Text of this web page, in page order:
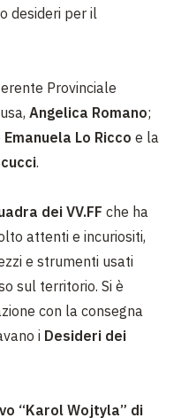
desideri per il
Provinciale
Angelica Romano;
Emanuela Lo Ricco e la
.
dei VV.FF che ha
attenti e incuriositi,
e strumenti usati
sul territorio. Si è
con la consegna
i Desideri dei
“Karol Wojtyla” di